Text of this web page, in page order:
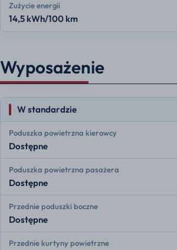
Zużycie energii
14,5 kWh/100 km
Wyposażenie
W standardzie
Poduszka powietrzna kierowcy
Dostępne
Poduszka powietrzna pasażera
Dostępne
Przednie poduszki boczne
Dostępne
Przednie kurtyny powietrzne